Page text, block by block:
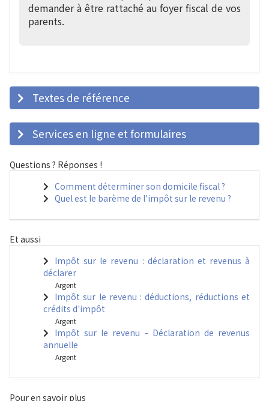
demander à être rattaché au foyer fiscal de vos
parents.
Textes de référence
Services en ligne et formulaires
Questions ? Réponses !
Comment déterminer son domicile fiscal ?
Quel est le barème de l'impôt sur le revenu ?
Et aussi
Impôt sur le revenu : déclaration et revenus à
déclarer
Argent
Impôt sur le revenu : déductions, réductions et
crédits d'impôt
Argent
Impôt sur le revenu - Déclaration de revenus
annuelle
Argent
Pour en savoir plus